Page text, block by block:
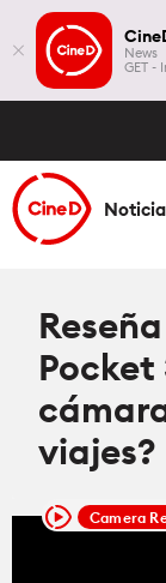
News
GET -
Noticias
Todas las
Lentes
Reseñas
Todas las
Pruebas
Pocket
viajes?
Camera